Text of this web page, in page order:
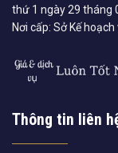
thứ 1 ngày 29 tháng
Nơi cấp: Sở Kế
Thông tin liên